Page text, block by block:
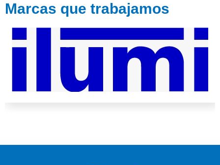
Marcas que trabajamos